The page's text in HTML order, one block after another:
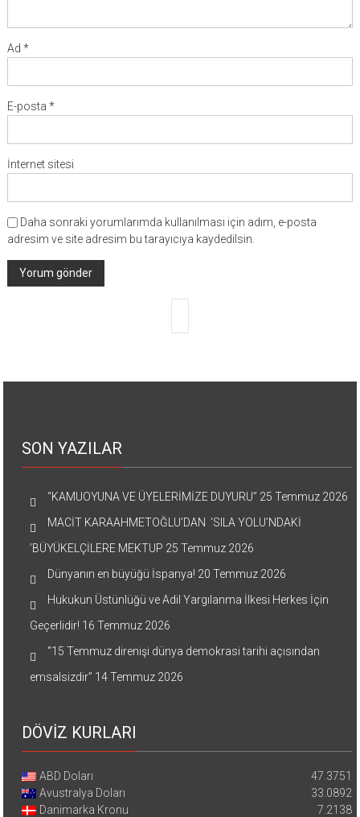
Ad *
E-posta *
İnternet sitesi
Daha sonraki yorumlarımda kullanılması için adım, e-posta
adresim ve site adresim bu tarayıcıya kaydedilsin.
SON YAZILAR
“KAMUOYUNA VE ÜYELERİMİZE DUYURU” 25 Temmuz 2026
MACİT KARAAHMETOĞLU’DAN ‘SILA YOLU’NDAKİ
’BÜYÜKELÇİLERE MEKTUP 25 Temmuz 2026
Dünyanın en büyüğü İspanya! 20 Temmuz 2026
Hukukun Üstünlüğü ve Adil Yargılanma İlkesi Herkes İçin
Geçerlidir! 16 Temmuz 2026
“15 Temmuz direnişi dünya demokrasi tarihi açısından
emsalsizdir” 14 Temmuz 2026
DÖVİZ KURLARI
ABD Doları
47.3751
Avustralya Doları
33.0892
Danimarka Kronu
7.2138